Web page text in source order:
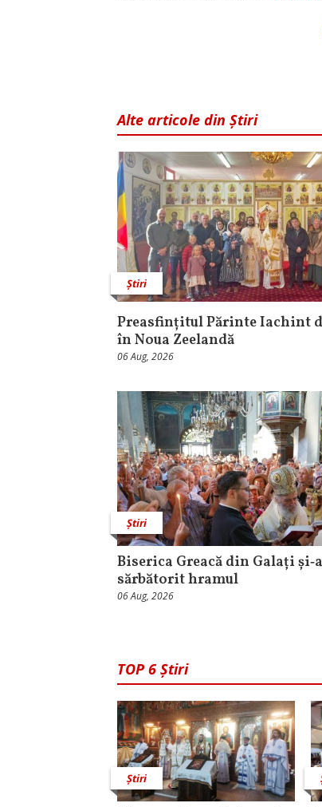
Alte articole din Știri
Știri
Preasfințitul Părinte Iachint
în Noua Zeelandă
06 Aug, 2026
Știri
Biserica Greacă din Galați și‑a
sărbătorit hramul
06 Aug, 2026
TOP 6 Știri
Știri